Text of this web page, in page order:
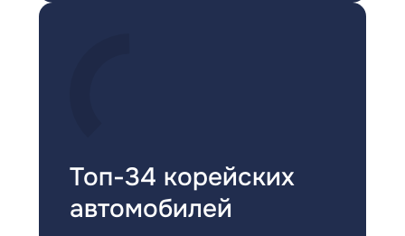
Топ-34 корейских
автомобилей